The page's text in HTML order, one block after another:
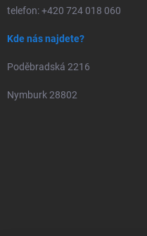
telefon: +420 724 018 060
Kde nás najdete?
Poděbradská 2216
Nymburk 28802